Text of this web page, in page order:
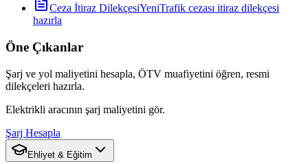
Ceza İtiraz DilekçesiYeniTrafik cezası itiraz dilekçesi
hazırla
Öne Çıkanlar
Şarj ve yol maliyetini hesapla, ÖTV muafiyetini öğren, resmi
dilekçeleri hazırla.
Elektrikli aracının şarj maliyetini gör.
Şarj Hesapla
Ehliyet & Eğitim